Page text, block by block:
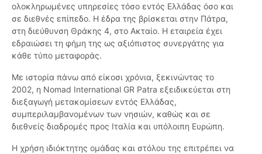
ολοκληρωμένες υπηρεσίες τόσο εντός Ελλάδας όσο και
σε διεθνές επίπεδο. Η έδρα της βρίσκεται στην Πάτρα,
στη διεύθυνση Θράκης 4, στο Ακταίο. Η εταιρεία έχει
εδραιώσει τη φήμη της ως αξιόπιστος συνεργάτης για
κάθε τύπο μεταφοράς.
Με ιστορία πάνω από είκοσι χρόνια, ξεκινώντας το
2002, η Nomad International GR Patra εξειδικεύεται στη
διεξαγωγή μετακομίσεων εντός Ελλάδας,
συμπεριλαμβανομένων των νησιών, καθώς και σε
διεθνείς διαδρομές προς Ιταλία και υπόλοιπη Ευρώπη.
Η χρήση ιδιόκτητης ομάδας και στόλου της επιτρέπει να